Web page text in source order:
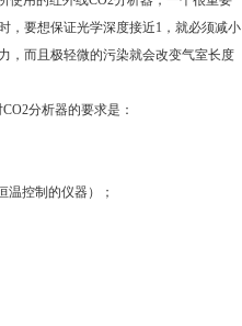
，要想保证光学深度接近1，就必须减小
，而且极轻微的污染就会改变气室长度
分析器的要求是：
控制的仪器）；